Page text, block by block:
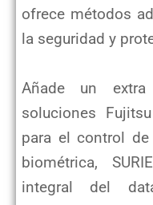
ofrece métodos
la seguridad y
Añade un
soluciones
para el control
biométrica,
integral del